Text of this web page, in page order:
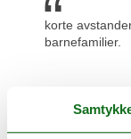
korte
barnefamilier.
gode